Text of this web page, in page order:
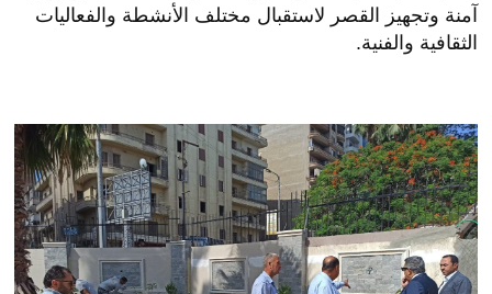
آمنة وتجهيز القصر لاستقبال مختلف الأنشطة والفعاليات
الثقافية والفنية.